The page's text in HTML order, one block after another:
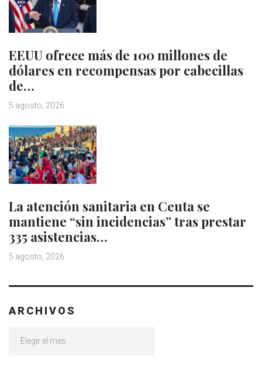
EEUU ofrece más de 100 millones de
dólares en recompensas por cabecillas
de…
5 agosto, 2026
La atención sanitaria en Ceuta se
mantiene “sin incidencias” tras prestar
335 asistencias…
5 agosto, 2026
ARCHIVOS